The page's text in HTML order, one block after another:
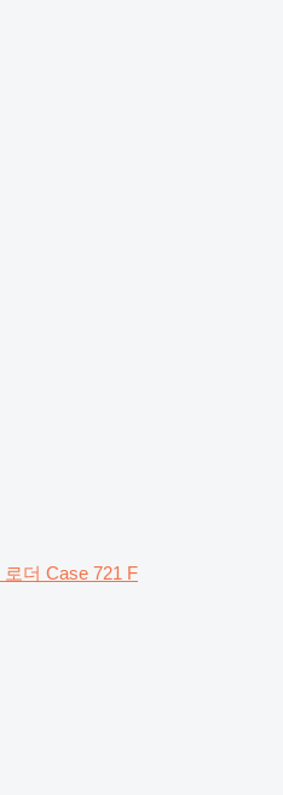
로더 Case 721 F